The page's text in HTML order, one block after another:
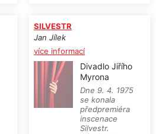
SILVESTR
Jan Jílek
více informací
Divadlo Jiřího
Myrona
Dne 9. 4. 1975
se konala
předpremiéra
inscenace
Silvestr.